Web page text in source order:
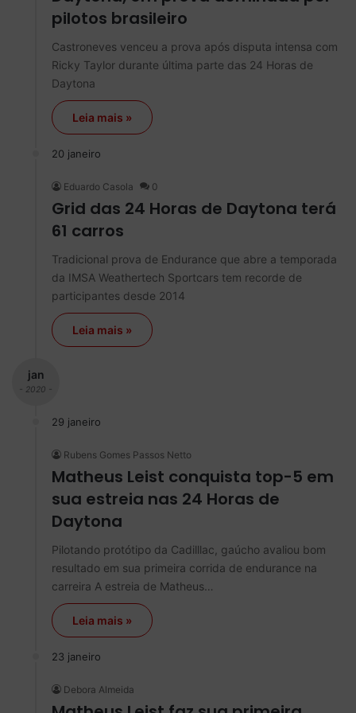
pilotos brasileiro
Castroneves venceu a prova após disputa intensa com
Ricky Taylor durante última parte das 24 Horas de
Daytona
Leia mais »
20 janeiro
Eduardo Casola 0
Grid das 24 Horas de Daytona terá
61 carros
Tradicional prova de Endurance que abre a temporada
da IMSA Weathertech Sportcars tem recorde de
participantes desde 2014
Leia mais »
jan
- 2020 -
29 janeiro
Rubens Gomes Passos Netto
Matheus Leist conquista top-5 em
sua estreia nas 24 Horas de
Daytona
Pilotando protótipo da Cadilllac, gaúcho avaliou bom
resultado em sua primeira corrida de endurance na
carreira A estreia de Matheus…
Leia mais »
23 janeiro
Debora Almeida